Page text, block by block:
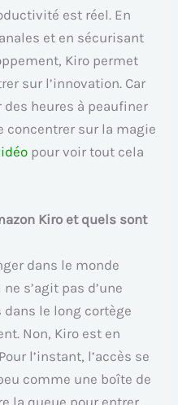
est réel. En
et en sécurisant
Kiro permet
sur l’innovation. Car
heures à peaufiner
concentrer sur la magie
pour voir tout cela
Kiro et quels sont
dans le monde
s’agit pas d’une
le long cortège
Non, Kiro est en
l’instant, l’accès se
comme une boîte de
la queue pour entrer.